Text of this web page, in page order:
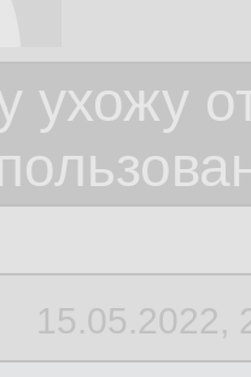
ухожу
15.05.2022,